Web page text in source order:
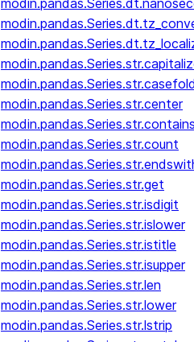
modin.pandas.Series.str.center
modin.pandas.Series.str.count
modin.pandas.Series.str.get
modin.pandas.Series.str.isdigit
modin.pandas.Series.str.islower
modin.pandas.Series.str.istitle
modin.pandas.Series.str.isupper
modin.pandas.Series.str.len
modin.pandas.Series.str.lower
modin.pandas.Series.str.lstrip